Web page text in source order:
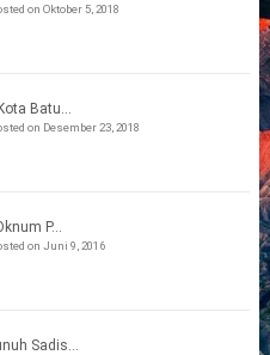
on Oktober 5, 2018
Batu...
on Desember 23, 2018
P...
on Juni 9, 2016
Sadis...